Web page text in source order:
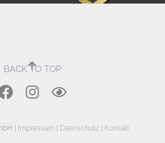
BACK TO TOP
| Impressum Daenschutz Kontakt